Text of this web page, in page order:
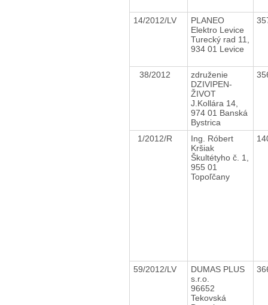
14/2012/LV
PLANEO
Elektro Levice
Turecký rad 11,
934 01 Levice
38/2012
združenie
DZIVIPEN-
ŽIVOT
J.Kollára 14,
974 01 Banská
Bystrica
1/2012/R
Ing. Róbert
Kršiak
Škultétyho č. 1,
955 01
Topoľčany
59/2012/LV
DUMAS PLUS
s.r.o.
96652
Tekovská